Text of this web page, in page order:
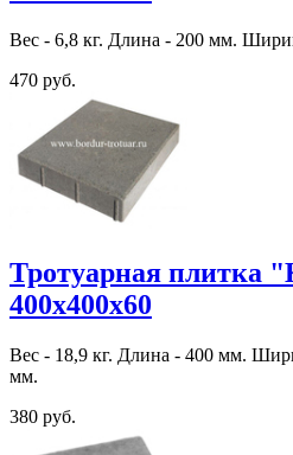
Вес - 6,8 кг. Длина - 200 мм.
470 руб.
Тротуарная плитка
400х400х60
Вес - 18,9 кг. Длина - 400 мм.
мм.
380 руб.